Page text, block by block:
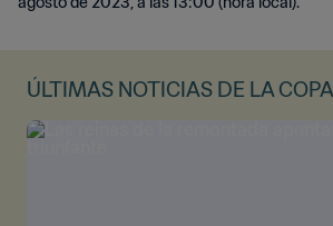
ÚLTIMAS NOTICIAS DE LA
UNDIAL FEMENINA DE LA FIFA™